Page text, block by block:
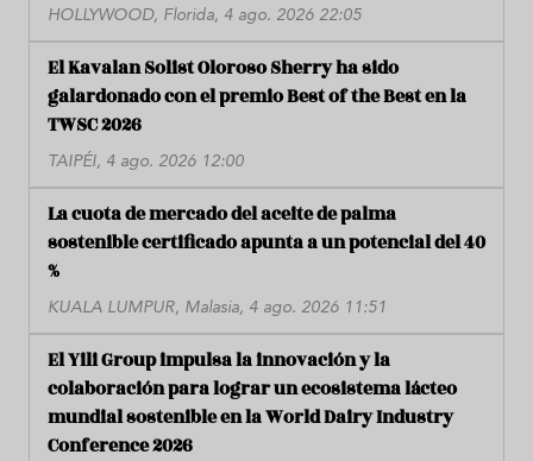
HOLLYWOOD, Florida, 4 ago. 2026 22:05
El Kavalan Solist Oloroso Sherry ha sido
galardonado con el premio Best of the Best en la
TWSC 2026
TAIPÉI, 4 ago. 2026 12:00
La cuota de mercado del aceite de palma
sostenible certificado apunta a un potencial del 40
%
KUALA LUMPUR, Malasia, 4 ago. 2026 11:51
El Yili Group impulsa la innovación y la
colaboración para lograr un ecosistema lácteo
mundial sostenible en la World Dairy Industry
Conference 2026